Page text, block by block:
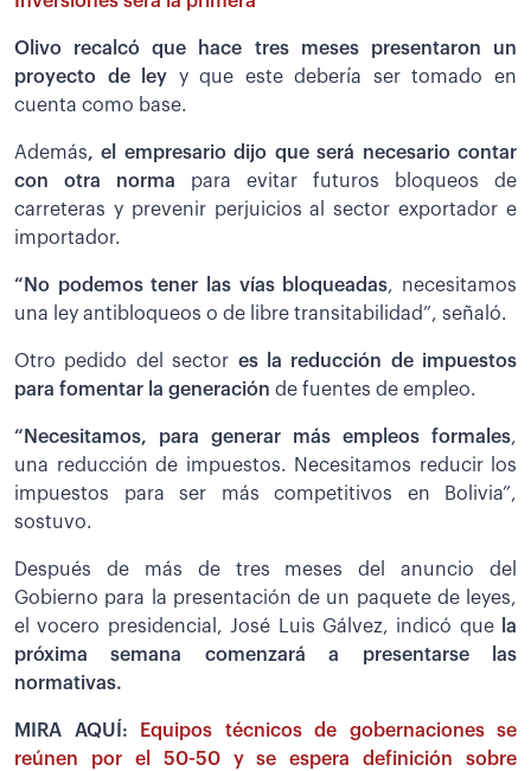
Olivo recalcó que hace tres meses presentaron un
proyecto de ley y que este debería ser tomado en
cuenta como base.
Además, el empresario dijo que será necesario contar
con otra norma para evitar futuros bloqueos de
carreteras y prevenir perjuicios al sector exportador e
importador.
“No podemos tener las vías bloqueadas, necesitamos
una ley antibloqueos o de libre transitabilidad”, señaló.
Otro pedido del sector es la reducción de impuestos
para fomentar la generación de fuentes de empleo.
“Necesitamos, para generar más empleos formales,
una reducción de impuestos. Necesitamos reducir los
impuestos para ser más competitivos en Bolivia”,
sostuvo.
Después de más de tres meses del anuncio del
Gobierno para la presentación de un paquete de leyes,
el vocero presidencial, José Luis Gálvez, indicó quela
próxima semana comenzará a presentarse las
normativas.
MIRA AQUÍ:
Equipos técnicos de gobernaciones se
reúnen por el 50-50 y se espera definición sobre